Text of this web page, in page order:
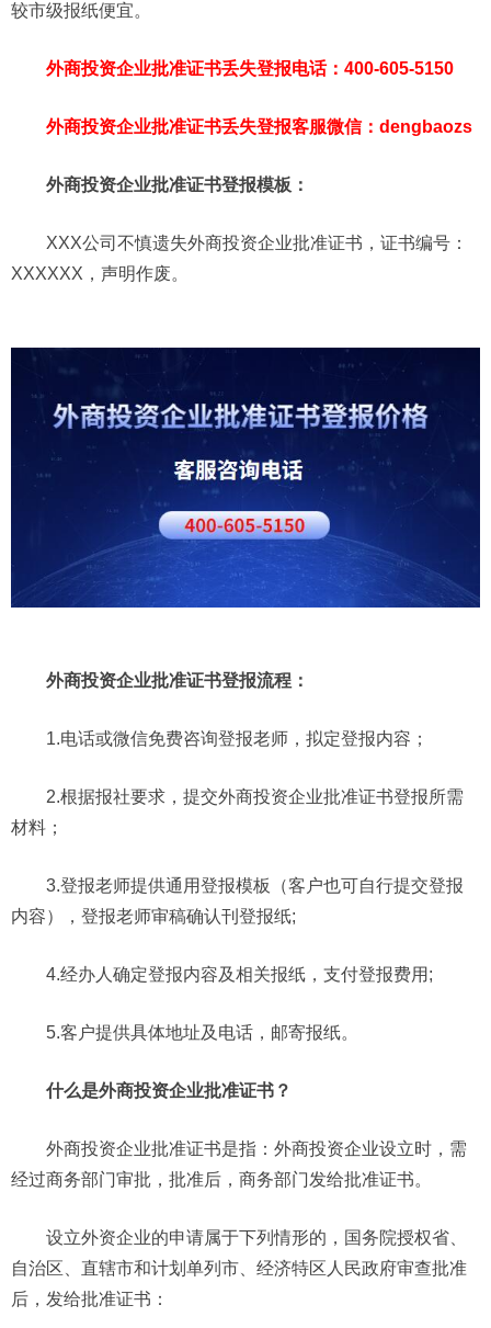
较市级报纸便宜。
外商投资企业批准证书丢失登报电话：400-605-5150
外商投资企业批准证书丢失登报客服微信：dengbaozs
外商投资企业批准证书登报模板：
XXX公司不慎遗失外商投资企业批准证书，证书编号：
XXXXXX，声明作废。
外商投资企业批准证书登报流程：
1.电话或微信免费咨询登报老师，拟定登报内容；
2.根据报社要求，提交外商投资企业批准证书登报所需
材料；
3.登报老师提供通用登报模板（客户也可自行提交登报
内容），登报老师审稿确认刊登报纸;
4.经办人确定登报内容及相关报纸，支付登报费用;
5.客户提供具体地址及电话，邮寄报纸。
什么是外商投资企业批准证书？
外商投资企业批准证书是指：外商投资企业设立时，需
经过商务部门审批，批准后，商务部门发给批准证书。
设立外资企业的申请属于下列情形的，国务院授权省、
自治区、直辖市和计划单列市、经济特区人民政府审查批准
后，发给批准证书：